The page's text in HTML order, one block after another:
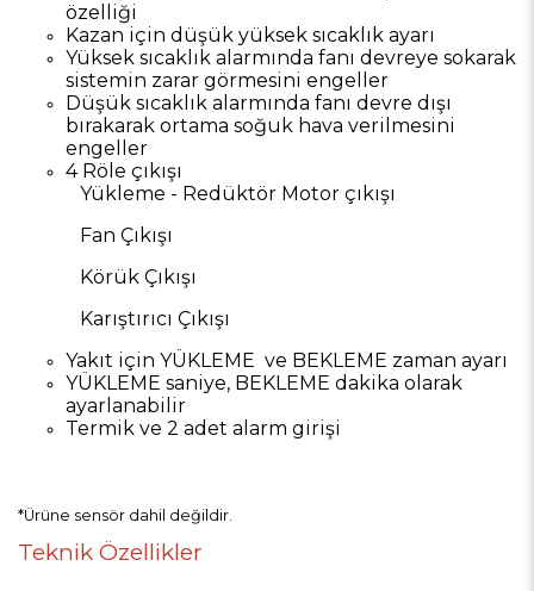
özelliği
Kazan için düşük yüksek sıcaklık ayarı
Yüksek sıcaklık alarmında fanı devreye sokarak
sistemin zarar görmesini engeller
Düşük sıcaklık alarmında fanı devre dışı
bırakarak ortama soğuk hava verilmesini
engeller
4 Röle çıkışı
Yükleme - Redüktör Motor çıkışı
Fan Çıkışı
Körük Çıkışı
Karıştırıcı Çıkışı
Yakıt için YÜKLEME ve BEKLEME zaman ayarı
YÜKLEME saniye, BEKLEME dakika olarak
ayarlanabilir
Termik ve 2 adet alarm girişi
*Ürüne sensör dahil değildir.
Teknik Özellikler